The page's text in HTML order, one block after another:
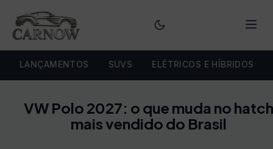
LANÇAMENTOS SUVS ELÉTRICOS E HÍBRIDOS
VW Polo 2027: o que muda no hatch
mais vendido do Brasil